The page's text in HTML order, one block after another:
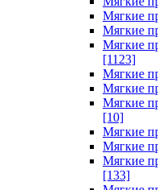
Мягкие
Мягкие
Мягкие
[1123]
Мягкие
Мягкие
Мягкие
[10]
Мягкие
Мягкие
Мягкие
[133]